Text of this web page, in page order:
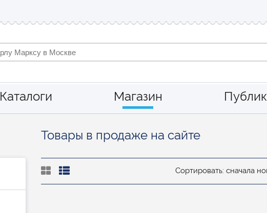
Каталоги Магазин
Товары в продаже на сайте
Сортировать: сначала